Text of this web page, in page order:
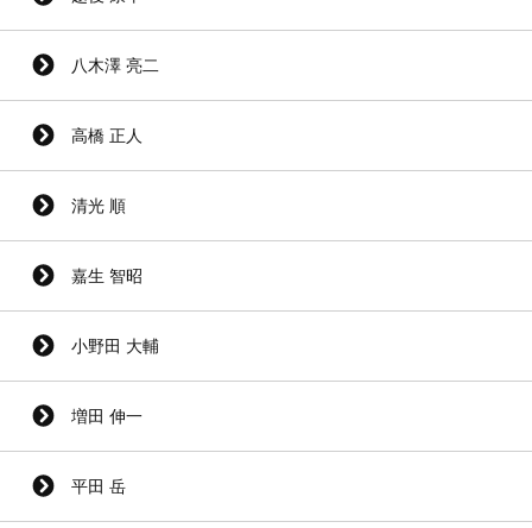
八木澤 亮二
高橋 正人
清光 順
嘉生 智昭
小野田 大輔
増田 伸一
平田 岳